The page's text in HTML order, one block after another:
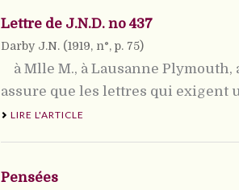
Lettre de J.N.D. no 437
Darby J.N. (1919, n°, p. 75)
à Mlle M., à Lausanne
assure que les lettres qui exigent
LIRE L'ARTICLE
Pensées